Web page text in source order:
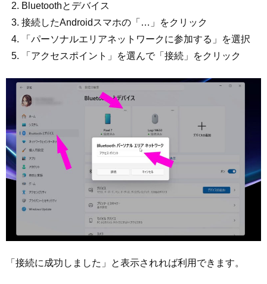
Bluetoothとデバイス
接続したAndroidスマホの「…」をクリック
「パーソナルエリアネットワークに参加する」を選択
「アクセスポイント」を選んで「接続」をクリック
「接続に成功しました」と表示されれば利用できます。